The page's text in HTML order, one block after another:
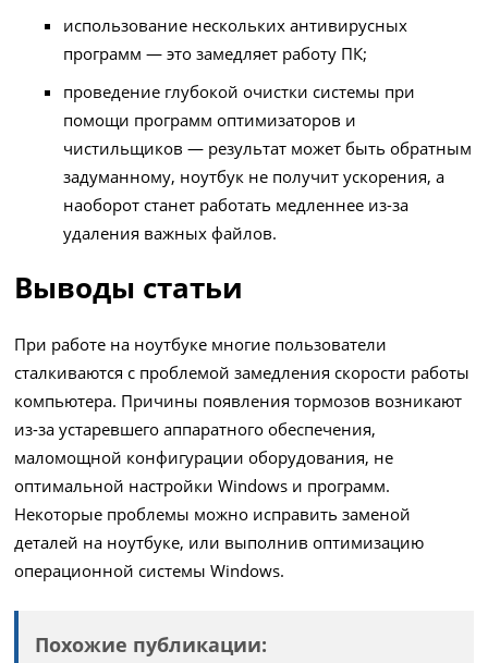
использование нескольких антивирусных
программ — это замедляет работу ПК;
проведение глубокой очистки системы при
помощи программ оптимизаторов и
чистильщиков — результат может быть обратным
задуманному, ноутбук не получит ускорения, а
наоборот станет работать медленнее из-за
удаления важных файлов.
Выводы статьи
При работе на ноутбуке многие пользователи
сталкиваются с проблемой замедления скорости работы
компьютера. Причины появления тормозов возникают
из-за устаревшего аппаратного обеспечения,
маломощной конфигурации оборудования, не
оптимальной настройки Windows и программ.
Некоторые проблемы можно исправить заменой
деталей на ноутбуке, или выполнив оптимизацию
операционной системы Windows.
Похожие публикации: